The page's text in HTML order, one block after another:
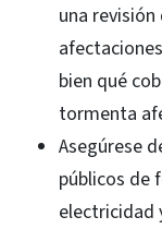
una
bien qué
tormenta
Asegúrese
públicos de
electricidad